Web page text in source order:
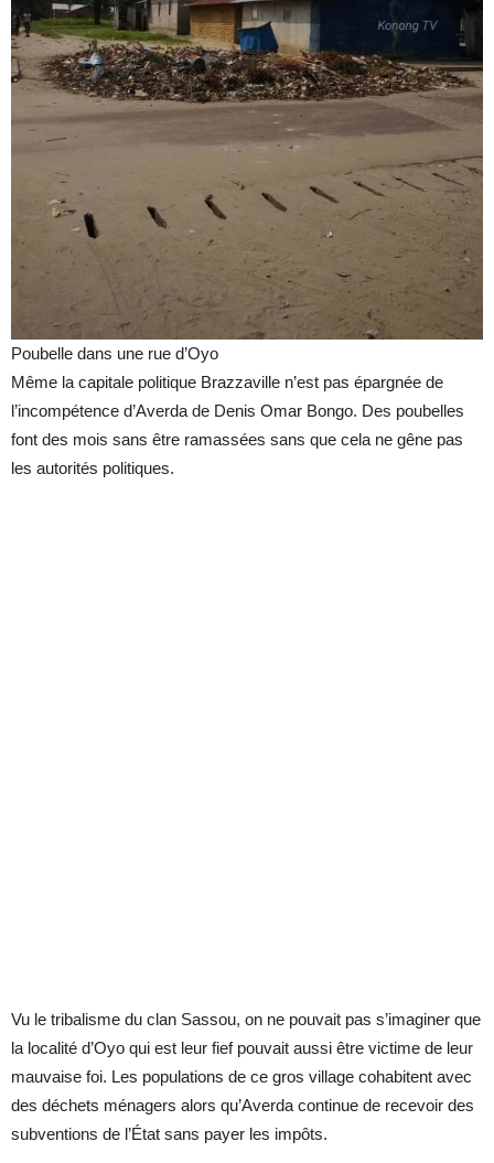
Poubelle dans une rue d’Oyo
Même la capitale politique Brazzaville n’est pas épargnée de
l’incompétence d’Averda de Denis Omar Bongo. Des poubelles
font des mois sans être ramassées sans que cela ne gêne pas
les autorités politiques.
Vu le tribalisme du clan Sassou, on ne pouvait pas s’imaginer que
la localité d’Oyo qui est leur fief pouvait aussi être victime de leur
mauvaise foi. Les populations de ce gros village cohabitent avec
des déchets ménagers alors qu’Averda continue de recevoir des
subventions de l’État sans payer les impôts.